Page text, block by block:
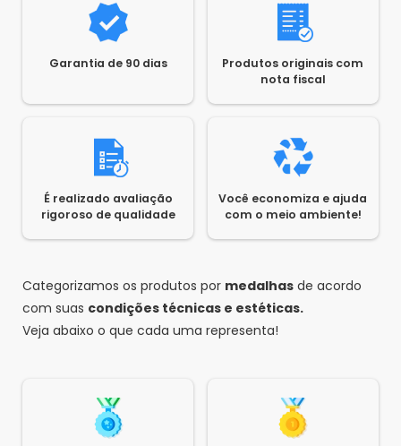
Garantia de 90 dias
Produtos originais com
nota fiscal
É realizado avaliação
rigoroso de qualidade
Você economiza e ajuda
com o meio ambiente!
Categorizamos os produtos por medalhas de acordo
com suas condições técnicas e estéticas.
Veja abaixo o que cada uma representa!